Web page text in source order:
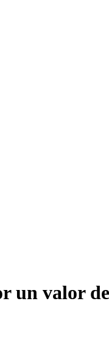
un valor